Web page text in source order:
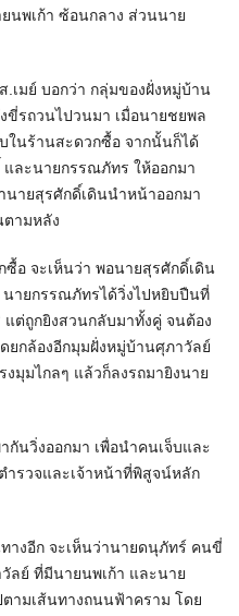
นพเก้า ซ้อนกลาง ส่วนนาย
เมย์ บอกว่า กลุ่มของฝั่งหมู่บ้าน
ขี่รถวนไปวนมา เมื่อนายชยพล
ในร้านสะดวกซื้อ จากนั้นก็ได้
ละนายกรรณภัทร ให้ออกมา
นายสุรศักดิ์เดินนำหน้าออกมา
ามหลัง
อ จะเห็นว่า พอนายสุรศักดิ์เดิน
นายกรรณภัทรได้วิ่งไปหยิบปืนที่
แต่ถูกยิงสวนกลับมาทั้งคู่ จนต้อง
ยกล้องอีกมุมฝั่งหมู่บ้านศุภาวัลย์
มุมไกลๆ แล้วก็ลงรถมายิงนาย
กันวิ่งออกมา เพื่อนำคนเจ็บและ
ำรวจและเจ้าหน้าที่พิสูจน์หลัก
างอีก จะเห็นว่านายดนุภัทร์ คนขี่
ลย์ ที่มีนายนพเก้า และนาย
ามเส้นทางถนนฟ้าคราม โดย